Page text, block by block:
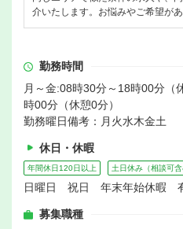
介いたします。お悩みやご希望が
勤務時間
月～金:08時30分～18時00分（
時00分（休憩0分）
勤務曜日備考：月火水木金土
休日・休暇
年間休日120日以上 土日休み（相談可含
日曜日 祝日 年末年始休暇
募集職種